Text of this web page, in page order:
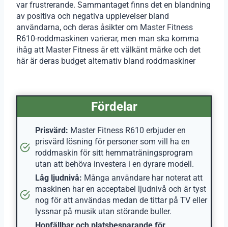
var frustrerande. Sammantaget finns det en blandning
av positiva och negativa upplevelser bland
användarna, och deras åsikter om Master Fitness
R610-roddmaskinen varierar, men man ska komma
ihåg att Master Fitness är ett välkänt märke och det
här är deras budget alternativ bland roddmaskiner
Fördelar
Prisvärd: Master Fitness R610 erbjuder en
prisvärd lösning för personer som vill ha en
roddmaskin för sitt hemmaträningsprogram
utan att behöva investera i en dyrare modell.
Låg ljudnivå: Många användare har noterat att
maskinen har en acceptabel ljudnivå och är tyst
nog för att användas medan de tittar på TV eller
lyssnar på musik utan störande buller.